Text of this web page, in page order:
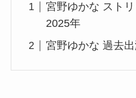
宮野ゆかな スト
2025年
宮野ゆかな 過去